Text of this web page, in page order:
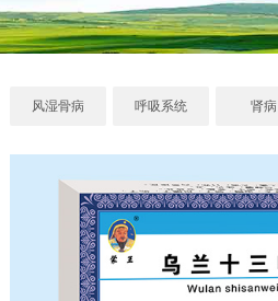
风湿骨病 呼吸系统 肾病